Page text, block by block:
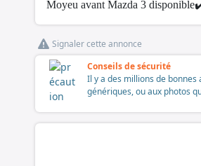
Moyeu avant Mazda 3 disponible
Signaler cette annonce
Conseils de sécurité
Il y a des millions de
génériques, ou aux photos